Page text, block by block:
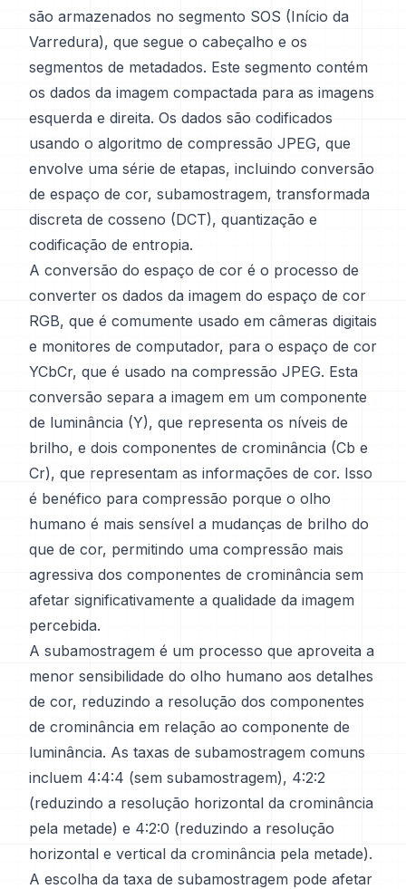
são armazenados no segmento SOS (Início da
Varredura), que segue o cabeçalho e os
segmentos de metadados. Este segmento contém
os dados da imagem compactada para as imagens
esquerda e direita. Os dados são codificados
usando o algoritmo de compressão JPEG, que
envolve uma série de etapas, incluindo conversão
de espaço de cor, subamostragem, transformada
discreta de cosseno (DCT), quantização e
codificação de entropia.
A conversão do espaço de cor é o processo de
converter os dados da imagem do espaço de cor
RGB, que é comumente usado em câmeras digitais
e monitores de computador, para o espaço de cor
YCbCr, que é usado na compressão JPEG. Esta
conversão separa a imagem em um componente
de luminância (Y), que representa os níveis de
brilho, e dois componentes de crominância (Cb e
Cr), que representam as informações de cor. Isso
é benéfico para compressão porque o olho
humano é mais sensível a mudanças de brilho do
que de cor, permitindo uma compressão mais
agressiva dos componentes de crominância sem
afetar significativamente a qualidade da imagem
percebida.
A subamostragem é um processo que aproveita a
menor sensibilidade do olho humano aos detalhes
de cor, reduzindo a resolução dos componentes
de crominância em relação ao componente de
luminância. As taxas de subamostragem comuns
incluem 4:4:4 (sem subamostragem), 4:2:2
(reduzindo a resolução horizontal da crominância
pela metade) e 4:2:0 (reduzindo a resolução
horizontal e vertical da crominância pela metade).
A escolha da taxa de subamostragem pode afetar